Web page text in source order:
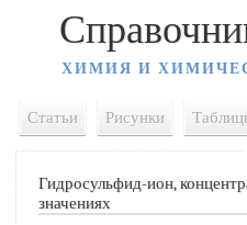
ХИМИЯ И
Статьи Рисунки
Гидросульфид-ион,
значениях